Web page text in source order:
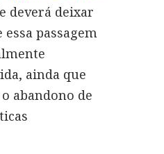
deverá deixar
passagem
ainda que
abandono de